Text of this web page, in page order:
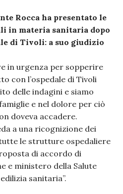
Rocca ha presentato le
in materia sanitaria dopo
di Tivoli: a suo giudizio
in urgenza per sopperire
con l’ospedale di Tivoli
delle indagini e siamo
e nel dolore per ciò
doveva accadere.
a una ricognizione dei
le strutture ospedaliere
di accordo di
e ministero della Salute
sanitaria”.